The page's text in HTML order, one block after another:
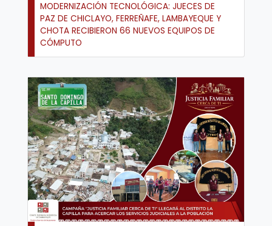
MODERNIZACIÓN TECNOLÓGICA: JUECES DE
PAZ DE CHICLAYO, FERREÑAFE, LAMBAYEQUE Y
CHOTA RECIBIERON 66 NUEVOS EQUIPOS DE
CÓMPUTO